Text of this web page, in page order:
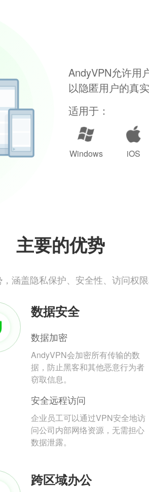
AndyVPN允许用
以隐匿用户的真
适用于：
Windows iOS
主要的优势
涵盖隐私保护、安全性、访问权
数据安全
数据加密
AndyVPN会加密所有传输的数
据，防止黑客和其他恶意行为者
窃取信息。
安全远程访问
企业员工可以通过VPN安全地访
问公司内部网络资源，无需担心
数据泄露。
跨区域办公